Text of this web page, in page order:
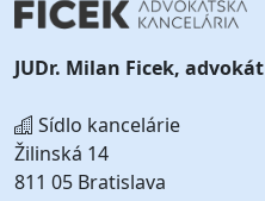
JUDr. Milan Ficek, advokát
Sídlo kancelárie
Žilinská 14
811 05 Bratislava